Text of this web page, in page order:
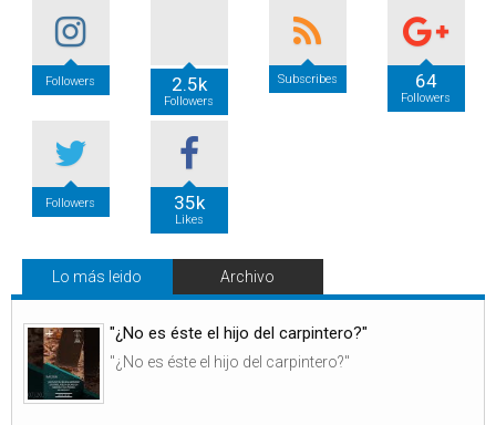
Followers 2.5k
Followers
Subscribes 64
Followers
Followers 35k
Likes
Lo más leido Archivo
"¿No es éste el hijo del carpintero?"
"¿No es éste el hijo del carpintero?"